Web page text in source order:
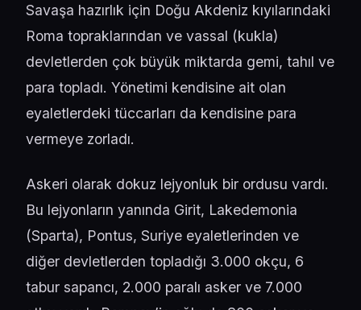
Savaşa hazırlık için Doğu Akdeniz kıyılarındaki
Roma topraklarından ve vassal (kukla)
devletlerden çok büyük miktarda gemi, tahıl ve
para topladı. Yönetimi kendisine ait olan
eyaletlerdeki tüccarları da kendisine para
vermeye zorladı.
Askeri olarak dokuz lejyonluk bir ordusu vardı.
Bu lejyonların yanında Girit, Lakedemonia
(Sparta), Pontus, Suriye eyaletlerinden ve
diğer devletlerden topladığı 3.000 okçu, 6
tabur sapancı, 2.000 paralı asker ve 7.000